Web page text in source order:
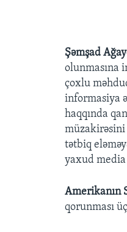
Şəmşad
olunmasına
çoxlu
informasiya
haqqında
müzakirəsini
tətbiq
yaxud media
Amerikanın
qorunması